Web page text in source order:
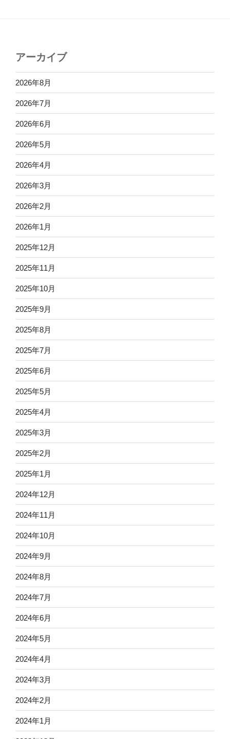
アーカイブ
2026年8月
2026年7月
2026年6月
2026年5月
2026年4月
2026年3月
2026年2月
2026年1月
2025年12月
2025年11月
2025年10月
2025年9月
2025年8月
2025年7月
2025年6月
2025年5月
2025年4月
2025年3月
2025年2月
2025年1月
2024年12月
2024年11月
2024年10月
2024年9月
2024年8月
2024年7月
2024年6月
2024年5月
2024年4月
2024年3月
2024年2月
2024年1月